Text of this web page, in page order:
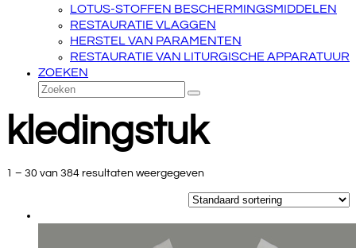
LOTUS-STOFFEN BESCHERMINGSMIDDELEN
RESTAURATIE VLAGGEN
HERSTEL VAN PARAMENTEN
RESTAURATIE VAN LITURGISCHE APPARATUUR
ZOEKEN
Zoeken
Verzenden
kledingstuk
1 – 30 van 384 resultaten weergegeven